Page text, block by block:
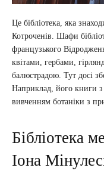
Це бібліотека, яка
Котроченів. Шафи
французького
квітами, гербами,
балюстрадою. Тут досі
Наприклад, його книги
вивченням ботаніки з
Бібліотека
Іона